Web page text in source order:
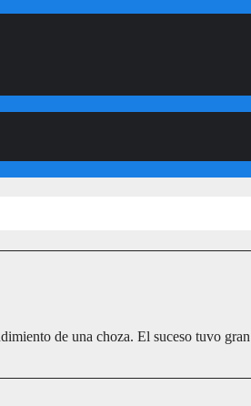
de una choza. El suceso tuvo gran